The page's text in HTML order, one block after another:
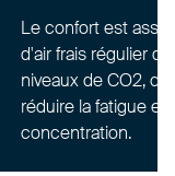
Le confort est
d'air frais régulier
niveaux de CO2,
réduire la fatigue et
concentration.